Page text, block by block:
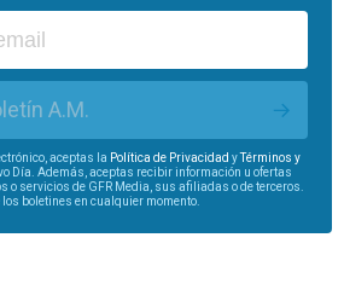
A.M.
aceptas la Política de Privacidad yTérminos y
Día. Además, aceptas recibir información u ofertas
o servicios de GFR Media, sus afiliadas o de terceros.
boletines en cualquier momento.